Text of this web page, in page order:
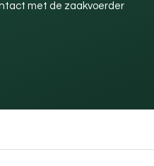
met de zaakvoerder